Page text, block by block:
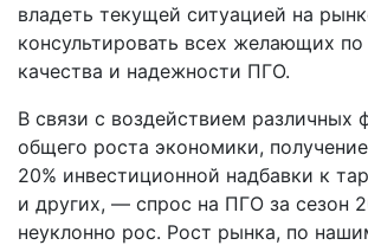
владеть текущей ситуацией на
консультировать всех желающих
качества и надежности ПГО.
В связи с воздействием различных
общего роста экономики,
20% инвестиционной надбавки к
и других, — спрос на ПГО за сезон
неуклонно рос. Рост рынка, по